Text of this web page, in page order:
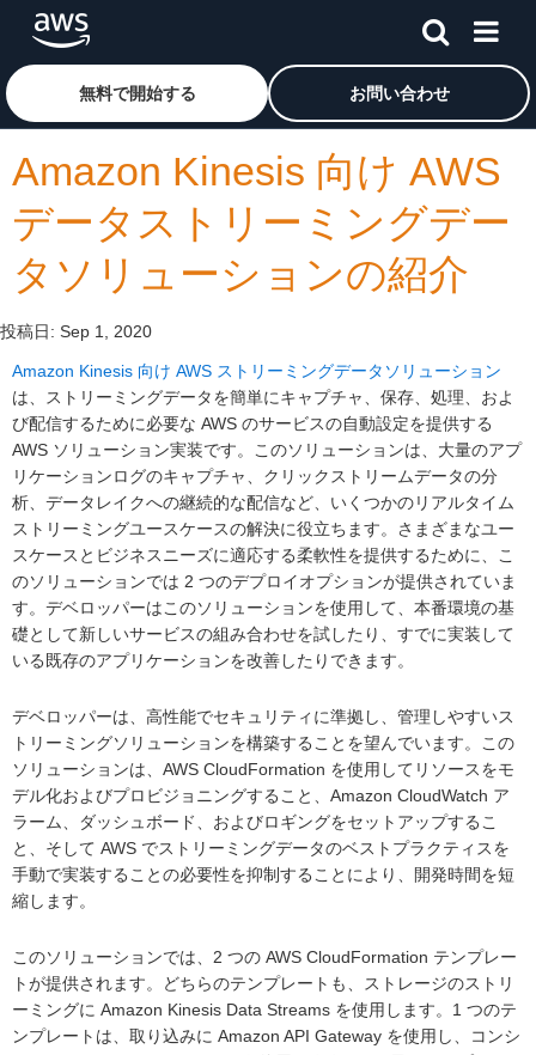
メインコンテンツに移動
アマゾン ウェブ サービスのホームページに戻るには、こ
無料で開始する お問い合わせ
Amazon Kinesis 向け AWS
データストリーミングデー
タソリューションの紹介
投稿日: Sep 1, 2020
Amazon Kinesis 向け AWS ストリーミングデータソリューション
は、ストリーミングデータを簡単にキャプチャ、保存、処理、およ
び配信するために必要な AWS のサービスの自動設定を提供する
AWS ソリューション実装です。このソリューションは、大量のアプ
リケーションログのキャプチャ、クリックストリームデータの分
析、データレイクへの継続的な配信など、いくつかのリアルタイム
ストリーミングユースケースの解決に役立ちます。さまざまなユー
スケースとビジネスニーズに適応する柔軟性を提供するために、こ
のソリューションでは 2 つのデプロイオプションが提供されていま
す。デベロッパーはこのソリューションを使用して、本番環境の基
礎として新しいサービスの組み合わせを試したり、すでに実装して
いる既存のアプリケーションを改善したりできます。
デベロッパーは、高性能でセキュリティに準拠し、管理しやすいス
トリーミングソリューションを構築することを望んでいます。この
ソリューションは、AWS CloudFormation を使用してリソースをモ
デル化およびプロビジョニングすること、Amazon CloudWatch ア
ラーム、ダッシュボード、およびロギングをセットアップするこ
と、そして AWS でストリーミングデータのベストプラクティスを
手動で実装することの必要性を抑制することにより、開発時間を短
縮します。
このソリューションでは、2 つの AWS CloudFormation テンプレー
トが提供されます。どちらのテンプレートも、ストレージのストリ
ーミングに Amazon Kinesis Data Streams を使用します。1 つのテ
ンプレートは、取り込みに Amazon API Gateway を使用し、コンシ